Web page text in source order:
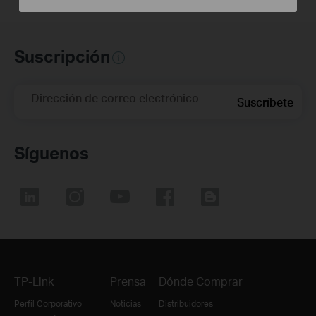
Suscripción
Dirección de correo electrónico Suscríbete
Síguenos
TP-Link
Perfil Corporativo
Prensa
Noticias
Dónde Comprar
Distribuidores